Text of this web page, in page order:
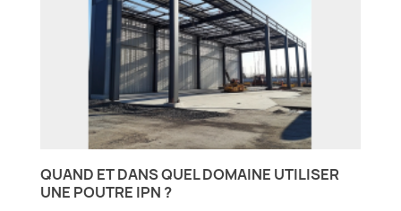
QUAND ET DANS QUEL DOMAINE UTILISER
UNE POUTRE IPN ?